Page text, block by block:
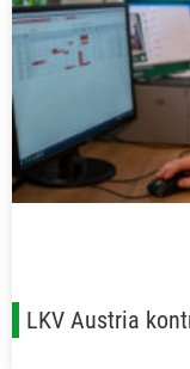
LKV Austria